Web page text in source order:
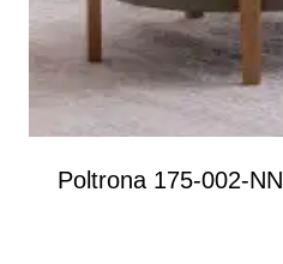
Poltrona 175-002-NN